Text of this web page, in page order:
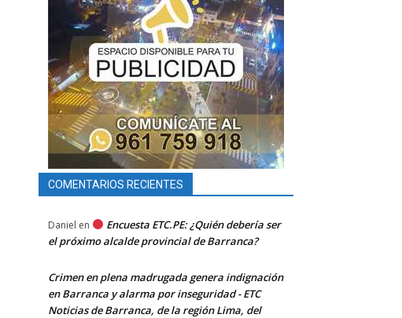
COMENTARIOS RECIENTES
Daniel en
Encuesta ETC.PE: ¿Quién debería ser
el próximo alcalde provincial de Barranca?
Crimen en plena madrugada genera indignación
en Barranca y alarma por inseguridad - ETC
Noticias de Barranca, de la región Lima, del